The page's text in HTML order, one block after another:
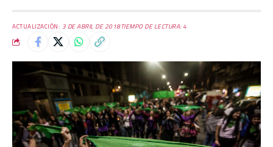
ACTUALIZACIÓN: 3 DE ABRIL DE 2018TIEMPO DE LECTURA: 4